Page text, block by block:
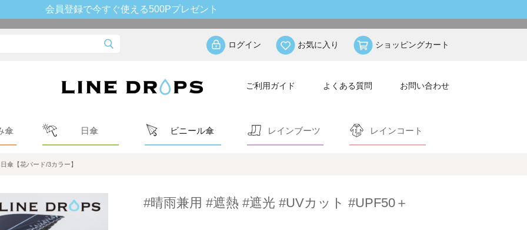
会員登録で今すぐ使える500Pプレゼント
ログイン お気に入り ショッピングカート
ご利用ガイド よくある質問 お問い合わせ
傘 日傘 ビニール傘 レインブーツ レインコート
傘【花バード/3カラー】
#晴雨兼用 #遮熱 #遮光 #UVカット #UPF50＋